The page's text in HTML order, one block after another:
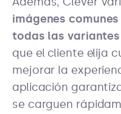
imágenes
todas las
que el cliente elija
mejorar la
aplicación
se carguen